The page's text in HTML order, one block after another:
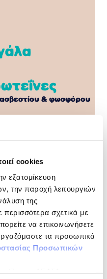
cookies
εξατομίκευση
την παροχή λειτουργιών
της
σχετικά με
να επικοινωνήσετε
τα προσωπικά
Προσωπικών
ασβεστίου & φωσφόρου
σου χαρίζει μια
στιγμή της μέρας!
275kJ/65kcal
0,3g